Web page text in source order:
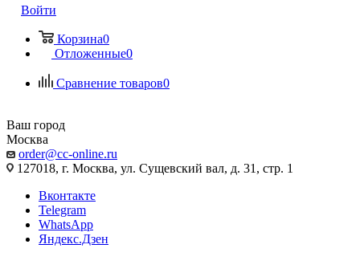
Войти
Корзина0
Отложенные0
Сравнение товаров0
Ваш город
Москва
order@cc-online.ru
127018, г. Москва, ул. Сущевский вал, д. 31, стр. 1
Вконтакте
Telegram
WhatsApp
Яндекс.Дзен